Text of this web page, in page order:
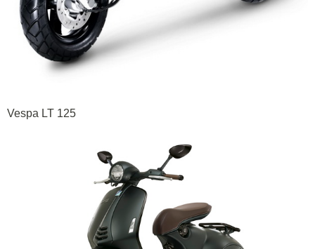
Vespa LT 125